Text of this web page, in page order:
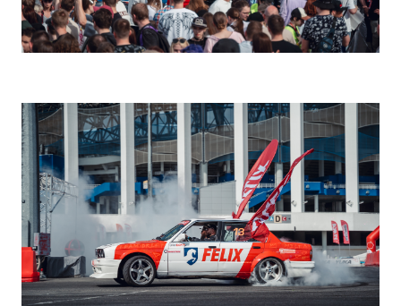
Амурская обл.
Архангельская обл.
Астраханская обл.
Белгородская обл.
Брянская и Смоленская
обл.
Владимирская обл.
Волгоградская обл.
Вологодская обл.
Р. Карачаево-Черкесская
Р. Карелия
Р. Коми
Р. Крым и Севастополь
Р. Марий Эл
Р. Мордовия
Р. Саха
Р. Северная Осетия
Р. Татарстан